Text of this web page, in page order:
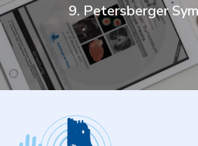
9. Petersberger